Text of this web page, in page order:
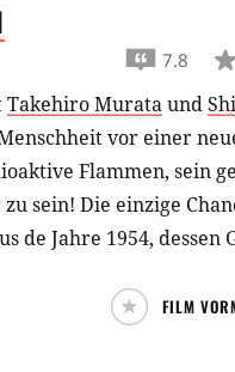
7.8
Takehiro Murataund
vor einer
Flammen, sein
sein! Die einzige
de Jahre 1954, dessen
Destoroyah, ein
Schreckens und der
FILM